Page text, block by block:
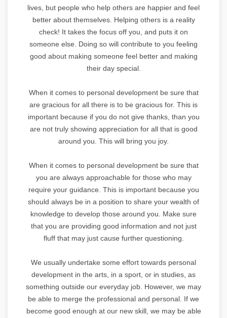
lives, but people who help others are happier and feel
better about themselves. Helping others is a reality
check! It takes the focus off you, and puts it on
someone else. Doing so will contribute to you feeling
good about making someone feel better and making
their day special.
When it comes to personal development be sure that
are gracious for all there is to be gracious for. This is
important because if you do not give thanks, than you
are not truly showing appreciation for all that is good
around you. This will bring you joy.
When it comes to personal development be sure that
you are always approachable for those who may
require your guidance. This is important because you
should always be in a position to share your wealth of
knowledge to develop those around you. Make sure
that you are providing good information and not just
fluff that may just cause further questioning.
We usually undertake some effort towards personal
development in the arts, in a sport, or in studies, as
something outside our everyday job. However, we may
be able to merge the professional and personal. If we
become good enough at our new skill, we may be able